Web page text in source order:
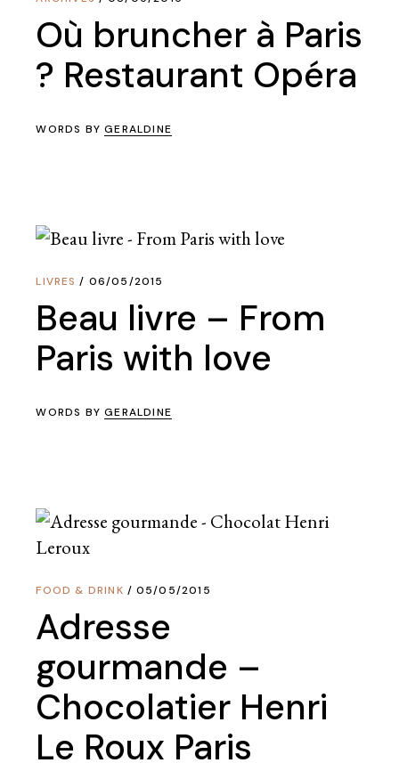
Où bruncher à Paris
? Restaurant Opéra
WORDS BYGERALDINE
LIVRES 06/05/2015
Beau livre – From
Paris with love
WORDS BYGERALDINE
FOOD & DRINK 05/05/2015
Adresse
gourmande –
Chocolatier Henri
Le Roux Paris